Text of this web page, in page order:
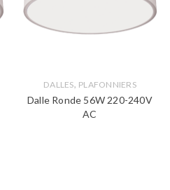
DALLES, PLAFONNIERS
Dalle Ronde 56W 220-240V
AC